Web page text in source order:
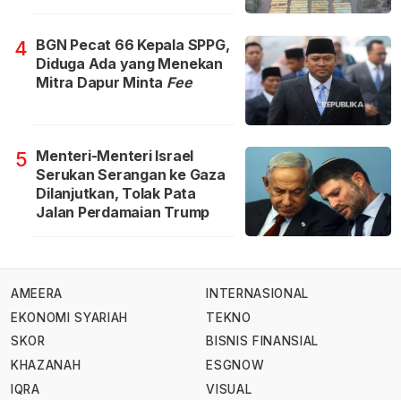
4 BGN Pecat 66 Kepala SPPG,
Diduga Ada yang Menekan
Mitra Dapur Minta Fee
5 Menteri-Menteri Israel
Serukan Serangan ke Gaza
Dilanjutkan, Tolak Pata
Jalan Perdamaian Trump
AMEERA
EKONOMI SYARIAH
SKOR
KHAZANAH
IQRA
INTERNASIONAL
TEKNO
BISNIS FINANSIAL
ESGNOW
VISUAL